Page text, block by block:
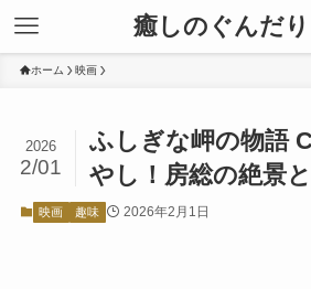
癒しのぐんだ
ホーム 映画
ふしぎな岬の物語
やし！房総の絶景
2026
2/01
映画 趣味 2026年2月1日